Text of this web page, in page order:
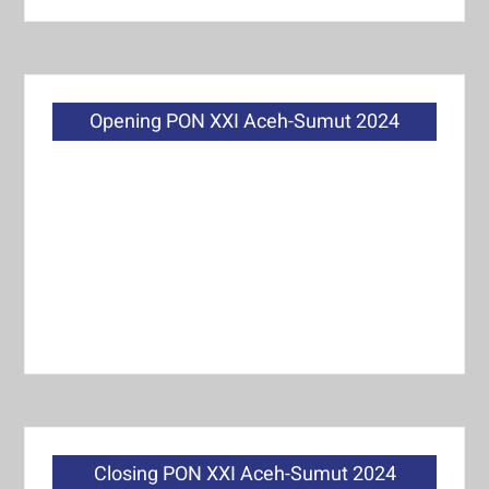
Opening PON XXI Aceh-Sumut 2024
Closing PON XXI Aceh-Sumut 2024